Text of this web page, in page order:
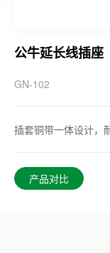
公牛延长线插座
GN-102
插套铜带一体设计，
产品对比